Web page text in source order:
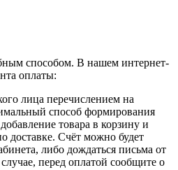
способом. В нашем интернет-
оплаты:
лица перечислением на
способ формирования
товара в корзину и
доставке. Счёт можно будет
либо дождаться письма от
перед оплатой сообщите о